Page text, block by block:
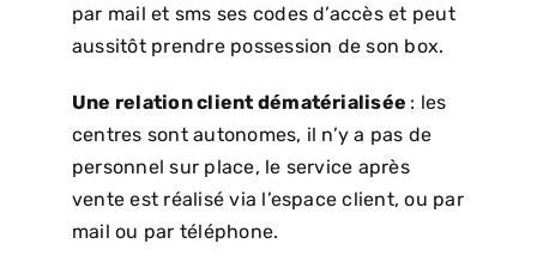
par mail et sms ses codes d’accès et peut
aussitôt prendre possession de son box.
Une relation client dématérialisée : les
centres sont autonomes, il n’y a pas de
personnel sur place, le service après
vente est réalisé via l’espace client, ou par
mail ou par téléphone.